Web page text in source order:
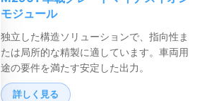
モジュール
独立した構造ソリューションで、指向性ま
たは局所的な精製に適しています。車両用
途の要件を満たす安定した出力。
詳しく見る